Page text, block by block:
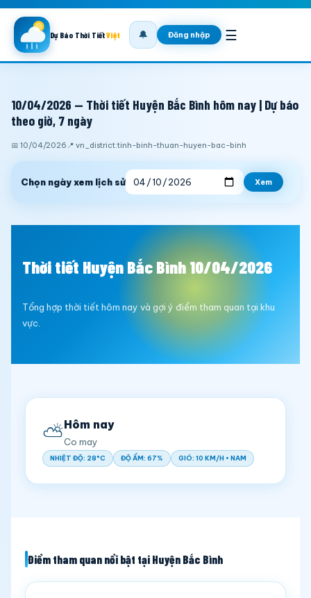
Dự Báo Thời TiếtViệt 🔔 Đăng nhập ☰
10/04/2026 — Thời tiết Huyện Bắc Bình hôm nay | Dự báo
theo giờ, 7 ngày
📅 10/04/2026 📍 vn_district:tinh-binh-thuan-huyen-bac-binh
Chọn ngày xem lịch sử Xem
Thời tiết Huyện Bắc Bình 10/04/2026
Tổng hợp thời tiết hôm nay và gợi ý điểm tham quan tại khu
vực.
⛅Hôm nay
Co may
NHIỆT ĐỘ: 28°C ĐỘ ẨM: 67% GIÓ: 10 KM/H • NAM
Điểm tham quan nổi bật tại Huyện Bắc Bình